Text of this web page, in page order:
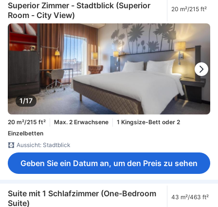
Superior Zimmer - Stadtblick (Superior
Room - City View)
20 m²/215 ft²
1/17
20 m²/215 ft² Max. 2 Erwachsene
1 Kingsize-Bett oder 2
Einzelbetten
Aussicht: Stadtblick
Geben Sie ein Datum an, um den Preis zu sehen
Suite mit 1 Schlafzimmer (One-Bedroom
Suite)
43 m²/463 ft²